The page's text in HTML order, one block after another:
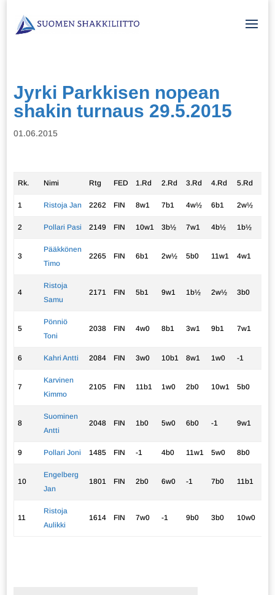
Jyrki Parkkisen nopean
shakin turnaus 29.5.2015
01.06.2015
Rk. Nimi Rtg FED 1.Rd 2.Rd 3.Rd 4.Rd 5.Rd
1 Ristoja Jan 2262 FIN 8w1 7b1 4w½ 6b1 2w½
2 Pollari Pasi 2149 FIN 10w1 3b½ 7w1 4b½ 1b½
3
Pääkkönen
Timo
2265 FIN 6b1 2w½ 5b0 11w1 4w1
4
Ristoja
Samu
2171 FIN 5b1 9w1 1b½ 2w½ 3b0
5
Pönniö
Toni
2038 FIN 4w0 8b1 3w1 9b1 7w1
6 Kahri Antti 2084 FIN 3w0 10b1 8w1 1w0 -1
7
Karvinen
Kimmo
2105 FIN 11b1 1w0 2b0 10w1 5b0
8
Suominen
Antti
2048 FIN 1b0 5w0 6b0 -1 9w1
9 Pollari Joni 1485 FIN -1 4b0 11w1 5w0 8b0
10
Engelberg
Jan
1801 FIN 2b0 6w0 -1 7b0 11b1
11
Ristoja
Aulikki
1614 FIN 7w0 -1 9b0 3b0 10w0